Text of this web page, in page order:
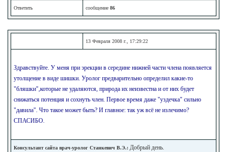
Ответить сообщение 86
13 Февраля 2008 г., 17:29:22
Здравствуйте. У меня при эрекции в середине нижней части члена появляется
утолщение в виде шишки. Уролог предварительно определил какие-то
"бляшки",которые не удаляются, природа их неизвестна и от них будет
снижаться потенция и сохнуть член. Первое время даже "уздечка" сильно
"давила". Что такое может быть? И главное: так уж всё не излечимо?
СПАСИБО.
Консультант сайта врач-уролог Станкевич В.Э.: Добрый день.